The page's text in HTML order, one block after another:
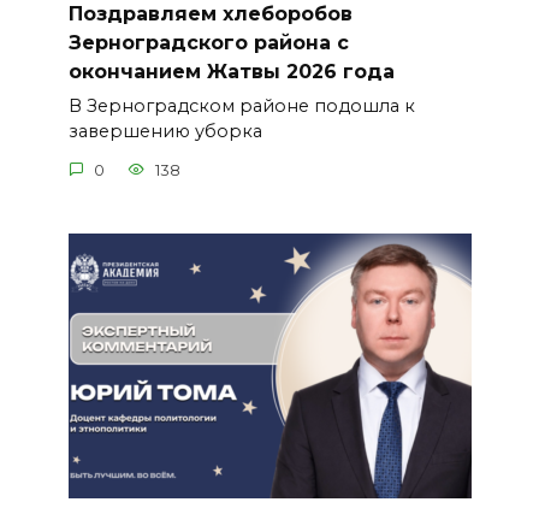
Поздравляем хлеборобов
Зерноградского района с
окончанием Жатвы 2026 года
В Зерноградском районе подошла к
завершению уборка
0 138